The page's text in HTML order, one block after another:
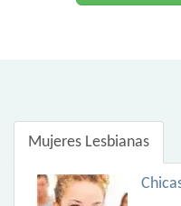
Mujeres Lesbianas